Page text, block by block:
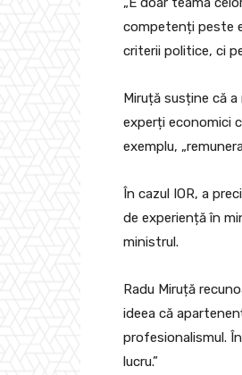
competenți peste
criterii politice, ci
Miruță susține că
experți economici
exemplu,
În cazul IOR, a
de experiență în
ministrul.
Radu Miruță
ideea că
profesionalismul.
lucru.”